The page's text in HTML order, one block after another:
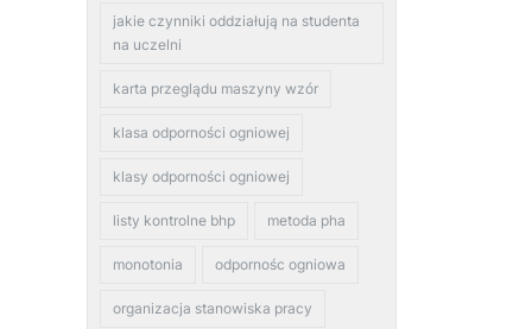
jakie czynniki oddziałują na studenta
na uczelni
karta przeglądu maszyny wzór
klasa odporności ogniowej
klasy odporności ogniowej
listy kontrolne bhp metoda pha
monotonia odpornośc ogniowa
organizacja stanowiska pracy